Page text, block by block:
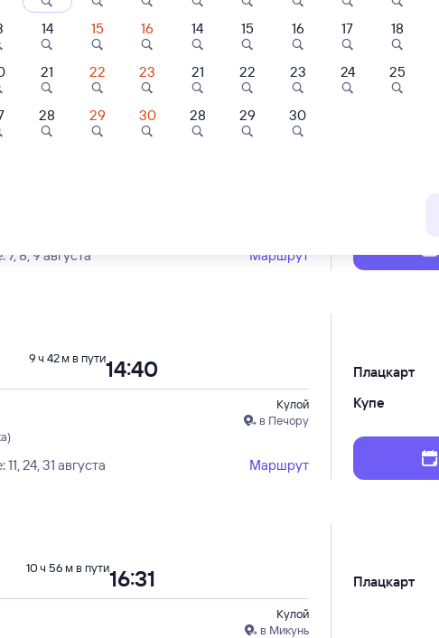
Отправление и прибытие по местному времени. Цены за 1 пассажира
8, 9 августа Маршрут
Кулой
в Печору
14:40
9 ч 42 м в пути
24, 31 августа Маршрут
Плацкарт
Купе
Кулой
в Микунь
16:31
10 ч 56 м в пути
Плацкарт
14 15 16
21 22 23
28 29 30
14 15 16 17 18
21 22 23 24 25
28 29 30